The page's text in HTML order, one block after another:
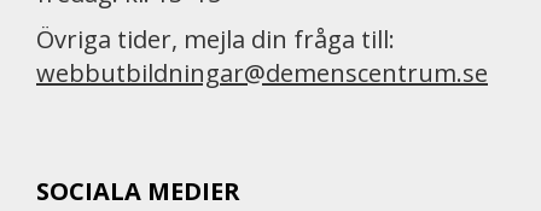
Övriga tider, mejla din fråga till:
webbutbildningar@demenscentrum.se
SOCIALA MEDIER